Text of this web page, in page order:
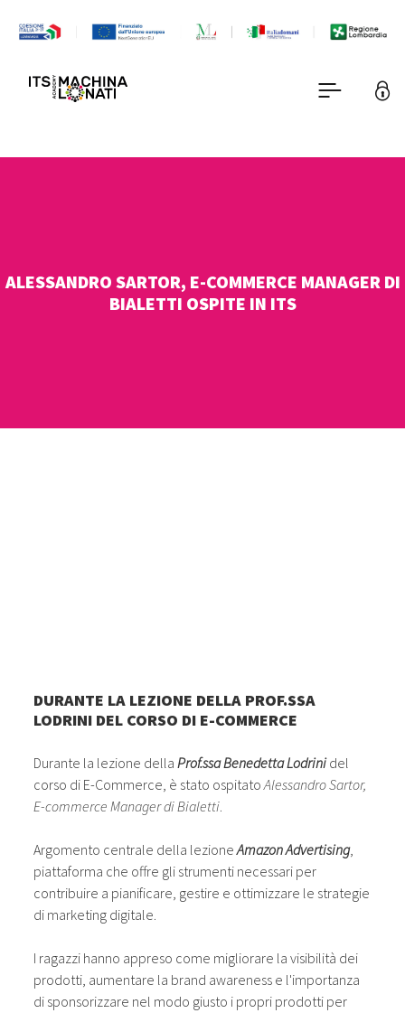
ALESSANDRO SARTOR, E-COMMERCE MANAGER DI
BIALETTI OSPITE IN ITS
DURANTE LA LEZIONE DELLA PROF.SSA
LODRINI DEL CORSO DI E-COMMERCE
Durante la lezione dellaProf.ssa Benedetta Lodrinidel
corso di E-Commerce, è stato ospitato Alessandro Sartor,
E-commerce Manager di Bialetti.
Argomento centrale della lezioneAmazon Advertising,
piattaforma che offre gli strumenti necessari per
contribuire a pianificare, gestire e ottimizzare le strategie
di marketing digitale.
I ragazzi hanno appreso come migliorare la visibilità dei
prodotti, aumentare la brand awareness e l'importanza
di sponsorizzare nel modo giusto i propri prodotti per